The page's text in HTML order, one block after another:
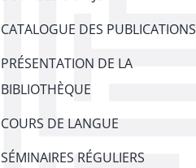
CATALOGUE DES PUBLICATIONS
PRÉSENTATION DE LA
BIBLIOTHÈQUE
COURS DE LANGUE
SÉMINAIRES RÉGULIERS